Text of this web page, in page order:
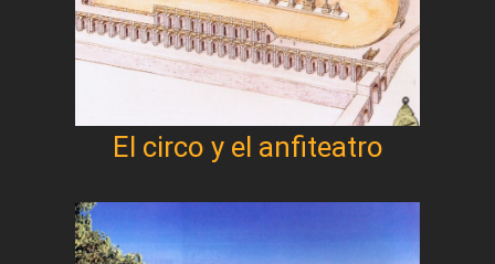
El circo y el anfiteatro